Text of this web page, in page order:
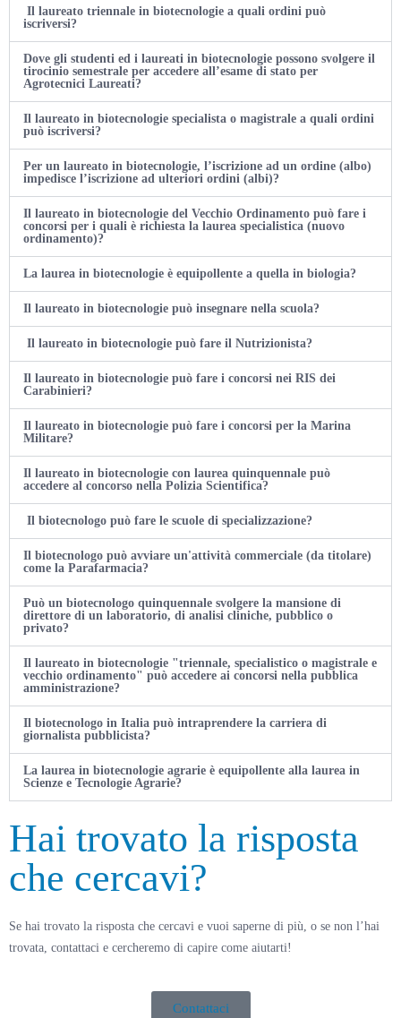
Il laureato triennale in biotecnologie a quali ordini può
iscriversi?
Dove gli studenti ed i laureati in biotecnologie possono svolgere il
tirocinio semestrale per accedere all’esame di stato per
Agrotecnici Laureati?
Il laureato in biotecnologie specialista o magistrale a quali ordini
può iscriversi?
Per un laureato in biotecnologie, l’iscrizione ad un ordine (albo)
impedisce l’iscrizione ad ulteriori ordini (albi)?
Il laureato in biotecnologie del Vecchio Ordinamento può fare i
concorsi per i quali è richiesta la laurea specialistica (nuovo
ordinamento)?
La laurea in biotecnologie è equipollente a quella in biologia?
Il laureato in biotecnologie può insegnare nella scuola?
Il laureato in biotecnologie può fare il Nutrizionista?
Il laureato in biotecnologie può fare i concorsi nei RIS dei
Carabinieri?
Il laureato in biotecnologie può fare i concorsi per la Marina
Militare?
Il laureato in biotecnologie con laurea quinquennale può
accedere al concorso nella Polizia Scientifica?
Il biotecnologo può fare le scuole di specializzazione?
Il biotecnologo può avviare un'attività commerciale (da titolare)
come la Parafarmacia?
Può un biotecnologo quinquennale svolgere la mansione di
direttore di un laboratorio, di analisi cliniche, pubblico o
privato?
Il laureato in biotecnologie "triennale, specialistico o magistrale e
vecchio ordinamento" può accedere ai concorsi nella pubblica
amministrazione?
Il biotecnologo in Italia può intraprendere la carriera di
giornalista pubblicista?
La laurea in biotecnologie agrarie è equipollente alla laurea in
Scienze e Tecnologie Agrarie?
Hai trovato la risposta
che cercavi?
Se hai trovato la risposta che cercavi e vuoi saperne di più, o se non l’hai
trovata, contattaci e cercheremo di capire come aiutarti!
Contattaci